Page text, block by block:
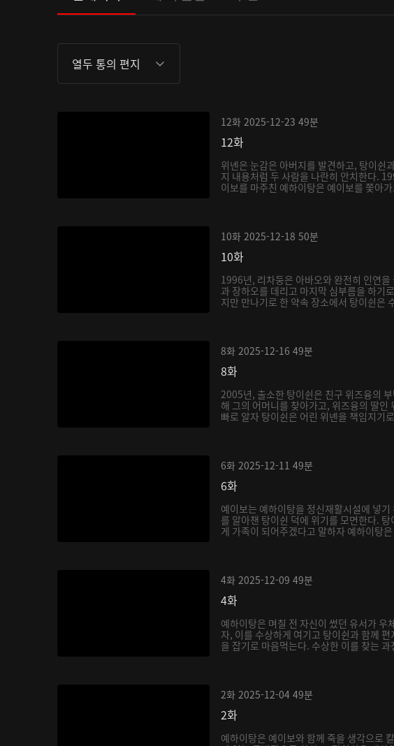
열두 통의 편지
12화 2025-12-23 49분
12화
위녠은 눈감은 아버지를 발견하고, 탕이쉰
지 내용처럼 두 사람을 나란히 안치한다.
이보를 마주친 예하이탕은 예이보를 쫓아
10화 2025-12-18 50분
10화
1996년, 리차둥은 아바오와 완전히 인연을
과 장하오를 데리고 마지막 심부름을 하기
지만 만나기로 한 약속 장소에서 탕이쉰은
8화 2025-12-16 49분
8화
2005년, 출소한 탕이쉰은 친구 위즈융의
해 그의 어머니를 찾아가고, 위즈융의 딸인
빠로 알자 탕이쉰은 어린 위녠을 책임지기
6화 2025-12-11 49분
6화
예이보는 예하이탕을 정신재활시설에 넣기
를 알아챈 탕이쉰 덕에 위기를 모면한다.
게 가족이 되어주겠다고 말하자 예하이탕
4화 2025-12-09 49분
4화
예하이탕은 며칠 전 자신이 썼던 유서가 우
자, 이를 수상하게 여기고 탕이쉰과 함께
을 잡기로 마음먹는다. 수상한 이를 찾는
2화 2025-12-04 49분
2화
예하이탕은 예이보와 함께 죽을 생각으로